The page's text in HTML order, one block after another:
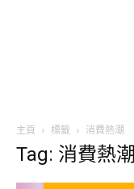
主頁 標籤 消費熱潮
Tag: 消費熱潮